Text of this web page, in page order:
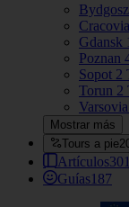
Cracovia
Gdansk
Poznan
Sopot 2
Torun 2
Varsovia
Mostrar más
Tours a pie
Artículos301
Guías187